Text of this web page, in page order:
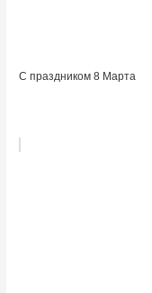
С праздником 8 Марта